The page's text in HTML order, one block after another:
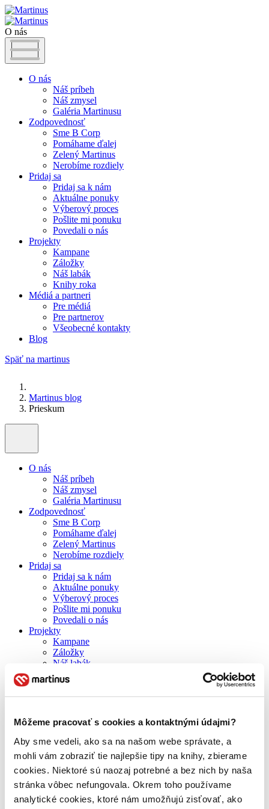
Môžeme pracovať s cookies a kontaktnými údajmi?
Aby sme vedeli, ako sa na našom webe správate, a
mohli vám zobraziť tie najlepšie tipy na knihy, zbierame
cookies. Niektoré sú naozaj potrebné a bez nich by naša
stránka vôbec nefungovala. Okrem toho používame
analytické cookies, ktoré nám umožňujú zisťovať, ako
O nás
O nás
Náš príbeh
Náš zmysel
Galéria Martinusu
Zodpovednosť
Sme B Corp
Pomáhame ďalej
Zelený Martinus
Nerobíme rozdiely
Pridaj sa
Pridaj sa k nám
Aktuálne ponuky
Výberový proces
Pošlite mi ponuku
Povedali o nás
Projekty
Kampane
Záložky
Náš labák
Knihy roka
Médiá a partneri
Pre médiá
Pre partnerov
Všeobecné kontakty
Blog
Späť na martinus
Martinus blog
Prieskum
O nás
Náš príbeh
Náš zmysel
Galéria Martinusu
Zodpovednosť
Sme B Corp
Pomáhame ďalej
Zelený Martinus
Nerobíme rozdiely
Pridaj sa
Pridaj sa k nám
Aktuálne ponuky
Výberový proces
Pošlite mi ponuku
Povedali o nás
Projekty
Kampane
Záložky
Náš labák
Knihy roka
Médiá a partneri
Pre médiá
Všeobecné kontakty
Blog
Všetky články na tému: prieskum
Väčšina Američanov sa papierových kníh kvôli e-knihám nevzdala